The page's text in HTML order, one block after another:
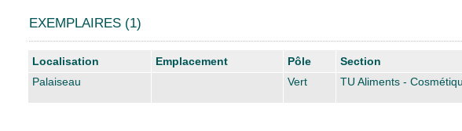
EXEMPLAIRES (1)
Liste des exemplaires
Localisation Emplacement Pôle Section
Palaiseau
Vert TU Aliments -